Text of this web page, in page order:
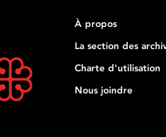
À propos
La section des
Charte d'utilisation
Nous joindre